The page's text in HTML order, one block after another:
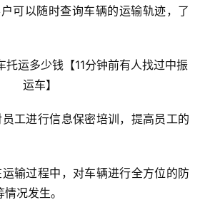
可以随时查询车辆的运输轨迹，了
工进行信息保密培训，提高员工的
输过程中，对车辆进行全方位的防
况发生。